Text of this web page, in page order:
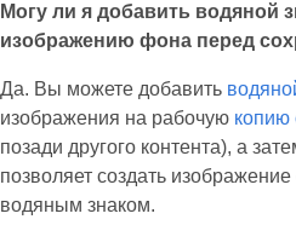
Могу ли я добавить водяной
изображению фона перед
Да. Вы можете добавить
изображения на рабочую копию
позади другого контента), а
позволяет создать
водяным знаком.